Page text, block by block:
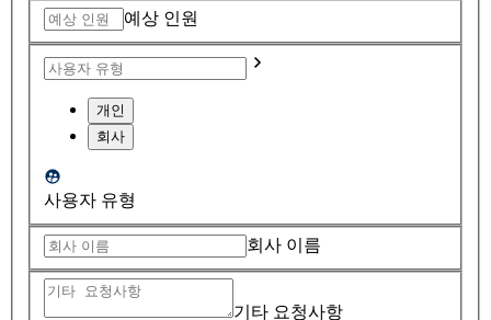
예상 인원
개인
회사
사용자 유형
회사 이름
기타 요청사항